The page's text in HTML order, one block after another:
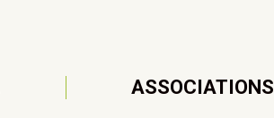
ASSOCIATIONS